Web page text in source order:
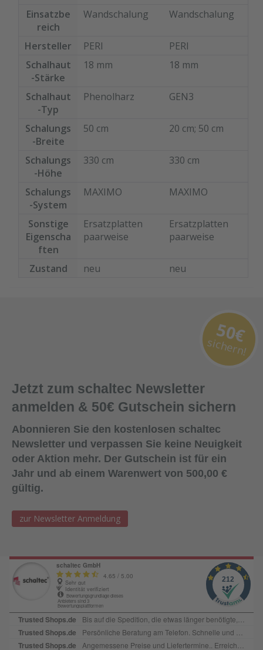
kreuzverleimter
Schutzlack
Ihre
Ersatzplatten
verbauter MX
Passgenau zu
Elementrahmen.
Darauf können
verlassen.
e, Nieten,
Schrauben,
Kunststoffeinsät
zen bis zu
Reparaturplättc
hen.
Ersatzplatten
kreuzverleimter
versiegelt geht
montagefertige
Ersatzplatten
Ihren
Darauf können
verlassen.
Bestellen Sie das
komplette
Sanieren gleich
Dichtfugenmass
e, Nieten,
Kunststoffeinsät
Reparaturplättc
Ersatzplatten
Einsatzbe
reich
Wandschalung Wandschalung
Hersteller PERI
PERI
Schalhaut
-Stärke
18 mm 18 mm
Schalhaut
-Typ
Phenolharz GEN3
Schalungs
-Breite
50 cm 20 cm; 50 cm
Schalungs
-Höhe
330 cm 330 cm
Schalungs
-System
MAXIMO MAXIMO
Sonstige
Eigenscha
ften
Ersatzplatten
paarweise
Ersatzplatten
paarweise
Zustand neu neu
Jetzt zum schaltec Newsletter
anmelden & 50€ Gutschein sichern
Abonnieren Sie den kostenlosen schaltec
Newsletter und verpassen Sie keine Neuigkeit
oder Aktion mehr. Der Gutschein ist für ein
Jahr und ab einem Warenwert von 500,00 €
gültig.
zur Newsletter Anmeldung
50€
sichern!